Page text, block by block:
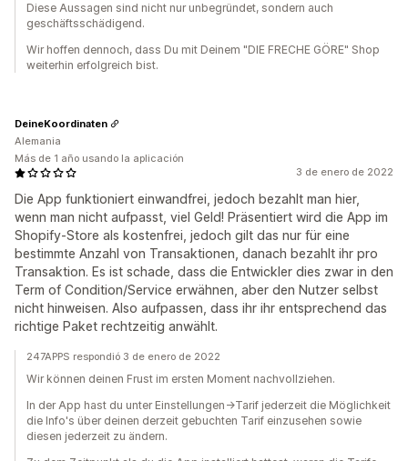
Diese Aussagen sind nicht nur unbegründet, sondern auch
geschäftsschädigend.
Wir hoffen dennoch, dass Du mit Deinem "DIE FRECHE GÖRE" Shop
weiterhin erfolgreich bist.
3 de enero de 2022
Die App funktioniert einwandfrei, jedoch bezahlt man hier,
wenn man nicht aufpasst, viel Geld! Präsentiert wird die App im
Shopify-Store als kostenfrei, jedoch gilt das nur für eine
bestimmte Anzahl von Transaktionen, danach bezahlt ihr pro
Transaktion. Es ist schade, dass die Entwickler dies zwar in den
Term of Condition/Service erwähnen, aber den Nutzer selbst
nicht hinweisen. Also aufpassen, dass ihr ihr entsprechend das
richtige Paket rechtzeitig anwählt.
DeineKoordinaten
Alemania
Más de 1 año usando la aplicación
247APPS respondió 3 de enero de 2022
Wir können deinen Frust im ersten Moment nachvollziehen.
In der App hast du unter Einstellungen->Tarif jederzeit die Möglichkeit
die Info's über deinen derzeit gebuchten Tarif einzusehen sowie
diesen jederzeit zu ändern.